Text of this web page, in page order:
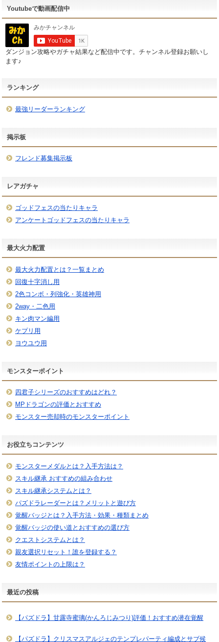
Youtubeで動画配信中
ダンジョン攻略やガチャ結果など配信中です。チャンネル登録お願いし
ます♪
ランキング
最強リーダーランキング
掲示板
フレンド募集掲示板
レアガチャ
ゴッドフェスの当たりキャラ
アンケートゴッドフェスの当たりキャラ
最大火力配置
最大火力配置とは？一覧まとめ
回復十字消し用
2色コンボ・列強化・英雄神用
2way・二色用
キン肉マン編用
ケプリ用
ヨウユウ用
モンスターポイント
四君子シリーズのおすすめはどれ？
MPドラゴンの評価とおすすめ
モンスター売却時のモンスターポイント
お役立ちコンテンツ
モンスターメダルとは？入手方法は？
スキル継承 おすすめの組み合わせ
スキル継承システムとは？
パズドラレーダーとは？メリットと遊び方
覚醒バッジとは？入手方法・効果・種類まとめ
覚醒バッジの使い道とおすすめの選び方
クエストシステムとは？
親友選択リセット！誰を登録する？
友情ポイントの上限は？
最近の投稿
【パズドラ】甘露寺蜜璃(かんろじみつり)評価！おすすめ潜在覚醒
【パズドラ】クリスマスアルジェのテンプレパーティ編成とサブ候